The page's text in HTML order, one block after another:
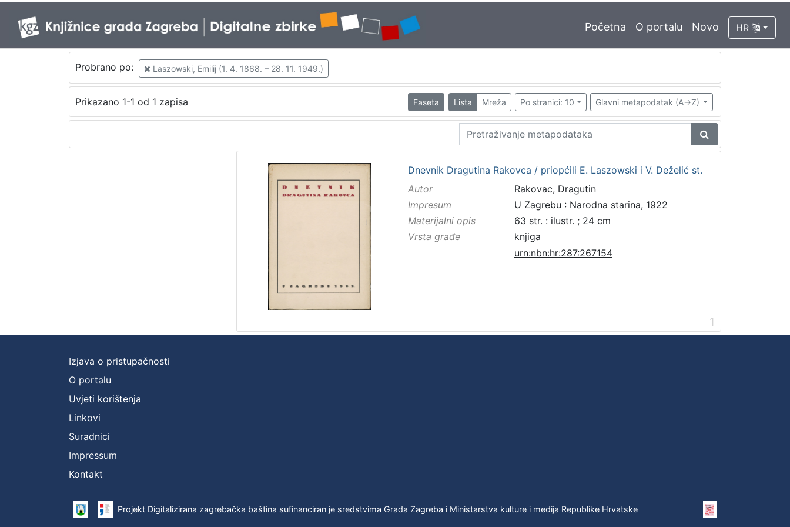
Početna O portalu Novo HR
Probrano po: Laszowski, Emilij (1. 4. 1868. – 28. 11. 1949.)
Prikazano 1-1 od 1 zapisa Faseta Lista Mreža Po stranici: 10 Glavni metapodatak (A->Z)
Dnevnik Dragutina Rakovca / priopćili E. Laszowski i V. Deželić st.
Autor
Rakovac, Dragutin
Impresum
U Zagrebu : Narodna starina, 1922
Materijalni opis
63 str. : ilustr. ; 24 cm
Vrsta građe
knjiga
urn:nbn:hr:287:267154
1
Izjava o pristupačnosti
O portalu
Uvjeti korištenja
Linkovi
Suradnici
Impressum
Kontakt
Projekt Digitalizirana zagrebačka baština sufinanciran je sredstvima Grada Zagreba i Ministarstva kulture i medija Republike Hrvatske